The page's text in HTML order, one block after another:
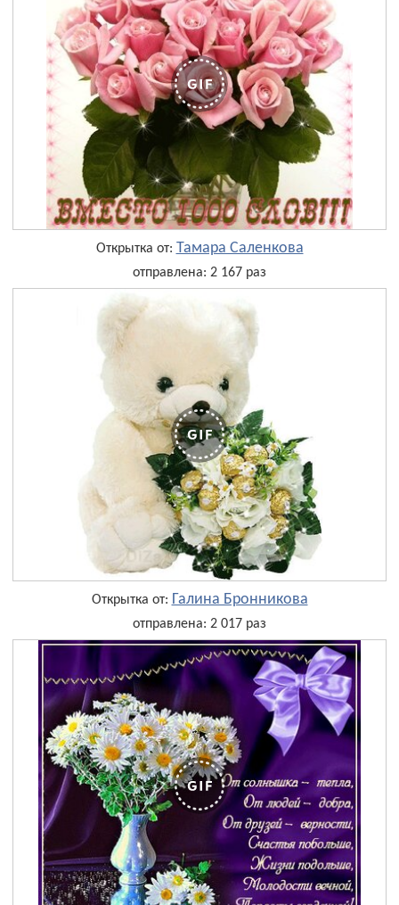
Открытка от: Тамара Саленкова
отправлена: 2 167 раз
Открытка от: Галина Бронникова
отправлена: 2 017 раз